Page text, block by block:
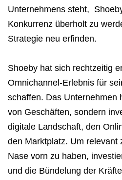
Unternehmens steht,
Konkurrenz überholt zu
Strategie neu erfinden.
Shoeby hat sich rechtzeitig
Omnichannel-Erlebnis für
schaffen. Das Unternehmen
von Geschäften, sondern
digitale Landschaft, den
den Marktplatz. Um relevant
Nase vorn zu haben,
und die Bündelung der